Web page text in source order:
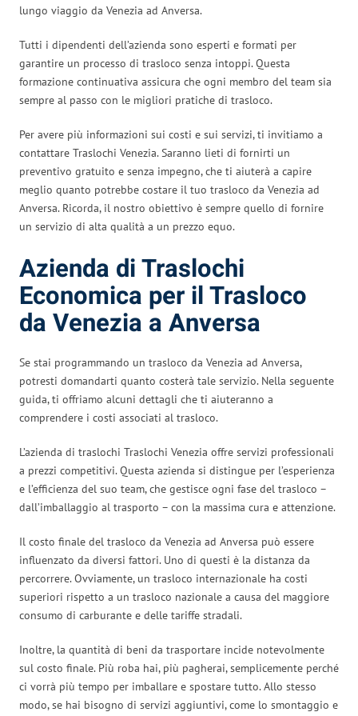
lungo viaggio da Venezia ad Anversa.
Tutti i dipendenti dell’azienda sono esperti e formati per
garantire un processo di trasloco senza intoppi. Questa
formazione continuativa assicura che ogni membro del team sia
sempre al passo con le migliori pratiche di trasloco.
Per avere più informazioni sui costi e sui servizi, ti invitiamo a
contattare Traslochi Venezia. Saranno lieti di fornirti un
preventivo gratuito e senza impegno, che ti aiuterà a capire
meglio quanto potrebbe costare il tuo trasloco da Venezia ad
Anversa. Ricorda, il nostro obiettivo è sempre quello di fornire
un servizio di alta qualità a un prezzo equo.
Azienda di Traslochi
Economica per il Trasloco
da Venezia a Anversa
Se stai programmando un trasloco da Venezia ad Anversa,
potresti domandarti quanto costerà tale servizio. Nella seguente
guida, ti offriamo alcuni dettagli che ti aiuteranno a
comprendere i costi associati al trasloco.
L’azienda di traslochi Traslochi Venezia offre servizi professionali
a prezzi competitivi. Questa azienda si distingue per l’esperienza
e l’efficienza del suo team, che gestisce ogni fase del trasloco –
dall’imballaggio al trasporto – con la massima cura e attenzione.
Il costo finale del trasloco da Venezia ad Anversa può essere
influenzato da diversi fattori. Uno di questi è la distanza da
percorrere. Ovviamente, un trasloco internazionale ha costi
superiori rispetto a un trasloco nazionale a causa del maggiore
consumo di carburante e delle tariffe stradali.
Inoltre, la quantità di beni da trasportare incide notevolmente
sul costo finale. Più roba hai, più pagherai, semplicemente perché
ci vorrà più tempo per imballare e spostare tutto. Allo stesso
modo, se hai bisogno di servizi aggiuntivi, come lo smontaggio e